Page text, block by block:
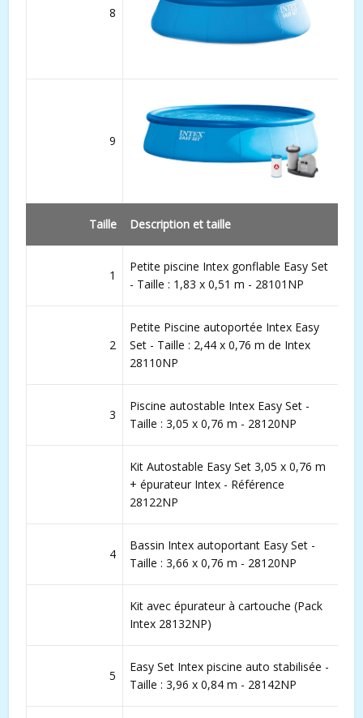
8
9
Taille Description et taille
1
Petite piscine Intex gonflable Easy Set
- Taille : 1,83 x 0,51 m - 28101NP
2
Petite Piscine autoportée Intex Easy
Set - Taille : 2,44 x 0,76 m de Intex
28110NP
3
Piscine autostable Intex Easy Set -
Taille : 3,05 x 0,76 m - 28120NP
Kit Autostable Easy Set 3,05 x 0,76 m
+ épurateur Intex - Référence
28122NP
4
Bassin Intex autoportant Easy Set -
Taille : 3,66 x 0,76 m - 28120NP
Kit avec épurateur à cartouche (Pack
Intex 28132NP)
5
Easy Set Intex piscine auto stabilisée -
Taille : 3,96 x 0,84 m - 28142NP